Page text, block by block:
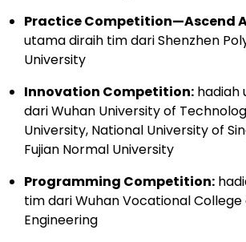
Practice Competition—Ascend
utama diraih tim dari Shenzhen
University
Innovation Competition: hadiah
dari Wuhan University of
University, National University of
Fujian Normal University
Programming Competition:
tim dari Wuhan Vocational
Engineering